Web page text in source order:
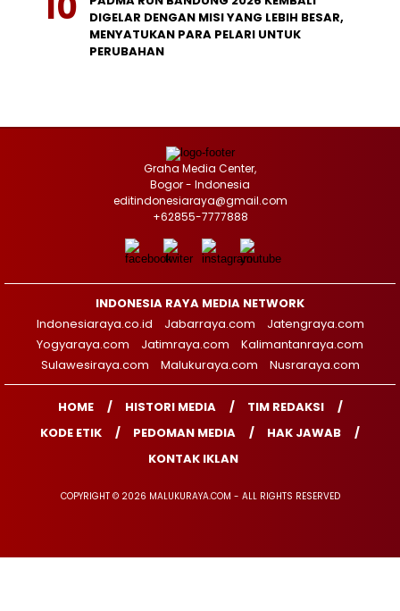
DIGELAR DENGAN MISI YANG LEBIH BESAR,
MENYATUKAN PARA PELARI UNTUK
PERUBAHAN
Graha Media Center,
Bogor - Indonesia
editindonesiaraya@gmail.com
+62855-7777888
INDONESIA RAYA MEDIA NETWORK
Indonesiaraya.co.id
Jabarraya.com
Jatengraya.com
Yogyaraya.com
Jatimraya.com
Kalimantanraya.com
Sulawesiraya.com
Malukuraya.com Nusraraya.com
HOME HISTORI MEDIA
TIM REDAKSI
KODE ETIK
PEDOMAN MEDIA
HAK JAWAB
KONTAK IKLAN
COPYRIGHT © 2026 MALUKURAYA.COM - ALL RIGHTS RESERVED